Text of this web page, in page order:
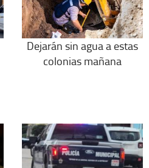
Dejarán sin agua a estas
colonias mañana